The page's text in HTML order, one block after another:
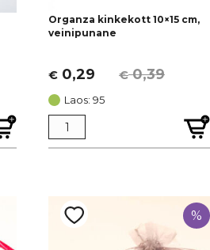
Organza kinkekott 10×15 cm,
veinipunane
€0,39
Algne
hind
oli:
€ 0,39.
€ 0,29
Current
price
is:
€ 0,29.
Laos: 95
%